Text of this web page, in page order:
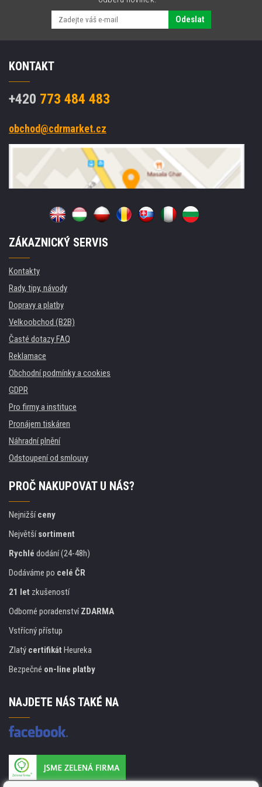
Odeslat
KONTAKT
+420 773 484 483
obchod@cdrmarket.cz
ZÁKAZNICKÝ SERVIS
Kontakty
Rady, tipy, návody
Dopravy a platby
Velkoobchod (B2B)
Časté dotazy FAQ
Reklamace
Obchodní podmínky a cookies
GDPR
Pro firmy a instituce
Pronájem tiskáren
Náhradní plnění
Odstoupení od smlouvy
PROČ NAKUPOVAT U NÁS?
Nejnižšíceny
Největšísortiment
Rychlé dodání (24-48h)
Dodáváme po celé ČR
21 let zkušeností
Odborné poradenstvíZDARMA
Vstřícný přístup
Zlatý certifikát Heureka
Bezpečné on-line platby
NAJDETE NÁS TAKÉ NA